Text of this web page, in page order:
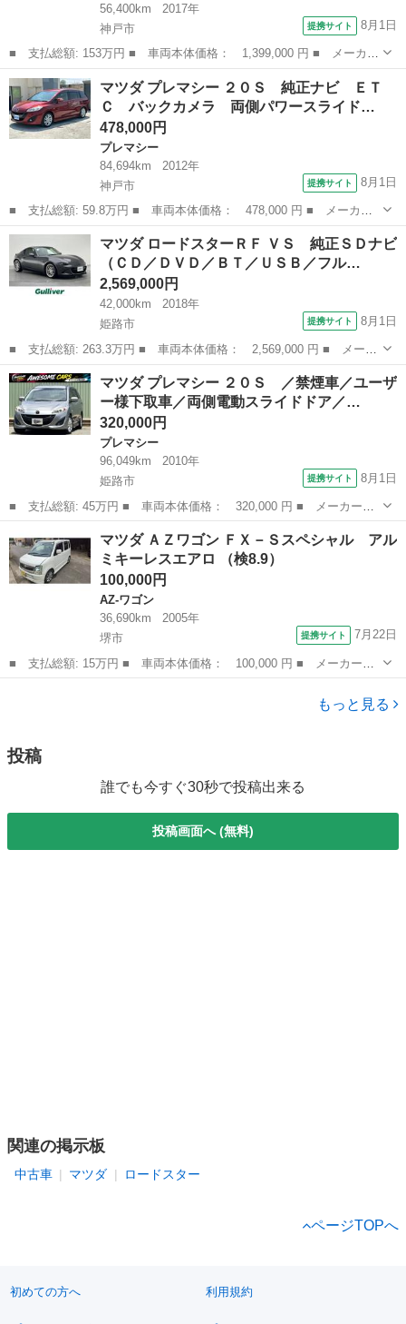
56,400km
2017年
神戸市
提携サイト 8月1日
■ 支払総額: 153万円 ■ 車両本体価格： 1,399,000 円 ■ メーカー
名： マツダ ■ 車種名： ＣＸ－５ ■ グレード名： ２５Ｓ Ｌ
パッケージ ワンオーナー 禁煙 車検整備付 白革 パワーシー
ト シートヒ...
兵庫 神戸市 CX-5
マツダ プレマシー ２０Ｓ 純正ナビ ＥＴ
Ｃ バックカメラ 両側パワースライド…
478,000円
プレマシー
84,694km
2012年
神戸市
提携サイト 8月1日
■ 支払総額: 59.8万円 ■ 車両本体価格： 478,000 円 ■ メーカー
名： マツダ ■ 車種名： プレマシー ■ グレード名： ２０Ｓ
純正ナビ ＥＴＣ バックカメラ 両側パワースライドドア ディス
チャージヘッ...
兵庫 神戸市 プレマシー
マツダ ロードスターＲＦ ＶＳ 純正ＳＤナビ
（ＣＤ／ＤＶＤ／ＢＴ／ＵＳＢ／フル…
2,569,000円
42,000km
2018年
姫路市
提携サイト 8月1日
■ 支払総額: 263.3万円 ■ 車両本体価格： 2,569,000 円 ■ メーカ
ー名： マツダ ■ 車種名： ロードスターＲＦ ■ グレード名：
ＶＳ 純正ＳＤナビ（ＣＤ／ＤＶＤ／ＢＴ／ＵＳＢ／フルセグ） バ
ックカメ...
兵庫 姫路市 マツダ
マツダ プレマシー ２０Ｓ ／禁煙車／ユーザ
ー様下取車／両側電動スライドドア／…
320,000円
プレマシー
96,049km
2010年
姫路市
提携サイト 8月1日
■ 支払総額: 45万円 ■ 車両本体価格： 320,000 円 ■ メーカー
名： マツダ ■ 車種名： プレマシー ■ グレード名： ２０Ｓ
／禁煙車／ユーザー様下取車／両側電動スライドドア／１６ＡＷ／ｉ
－ｓｔｏｐ／フル...
プレマシー
マツダ ＡＺワゴン ＦＸ－Ｓスペシャル アル
ミキーレスエアロ （検8.9）
100,000円
AZ-ワゴン
36,690km
2005年
堺市
提携サイト 7月22日
■ 支払総額: 15万円 ■ 車両本体価格： 100,000 円 ■ メーカー
名： マツダ ■ 車種名： ＡＺワゴン ■ グレード名： ＦＸ－Ｓ
スペシャル アルミキーレスエアロ ■ 排気量： 660cc ■ ドア枚
もっと見る
投稿
誰でも今すぐ30秒で投稿出来る
投稿画面へ (無料)
関連の掲示板
中古車 マツダ ロードスター
ページTOPへ
初めての方へ 利用規約